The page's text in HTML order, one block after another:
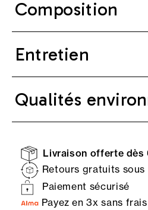
Composition
Entretien
Qualités
Livraison offerte dès
Retours gratuits
Paiement sécurisé
Payez en 3x sans